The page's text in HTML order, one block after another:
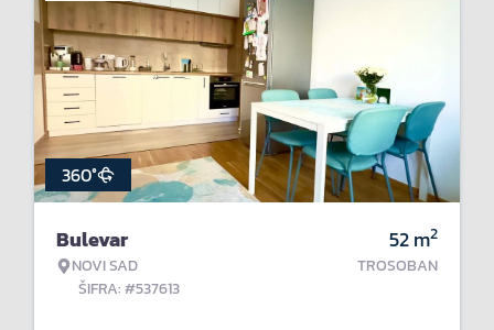
360°
Bulevar
NOVI SAD
ŠIFRA: #537613
52m2
TROSOBAN